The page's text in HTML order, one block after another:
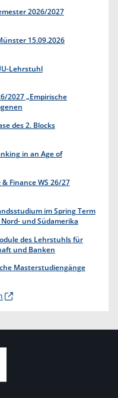
2026/2027
15.09.2026
Lehrstuhl
2027 „Empirische
des 2. Blocks
in an Age of
Finance WS 26/27
im Spring Term
und Südamerika
des Lehrstuhls für
und Banken
Masterstudiengänge